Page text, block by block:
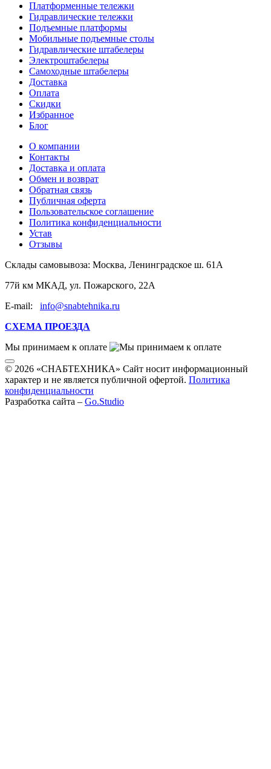
Платформенные тележки
Гидравлические тележки
Подъемные платформы
Мобильные подъемные столы
Гидравлические штабелеры
Электроштабелеры
Самоходные штабелеры
Доставка
Оплата
Скидки
Избранное
Блог
О компании
Контакты
Доставка и оплата
Обмен и возврат
Обратная связь
Публичная оферта
Пользовательское соглашение
Политика конфиденциальности
Устав
Отзывы
Склады самовывоза: Москва, Ленинградское ш. 61А
77й км МКАД, ул. Пожарского, 22А
E-mail: info@snabtehnika.ru
СХЕМА ПРОЕЗДА
Мы принимаем к оплате
© 2026 «СНАБТЕХНИКА» Сайт носит информационный
характер и не является публичной офертой. Политика
конфиденциальности
Разработка сайта – Go.Studio